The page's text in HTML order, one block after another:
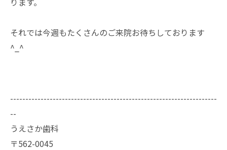
それでは今週もたくさんのご来院お待ちしております
^_^
--------------------------------------------------------------------
--
うえさか歯科
〒562-0045